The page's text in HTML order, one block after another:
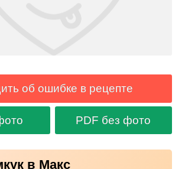
об ошибке в рецепте
PDF без фото
в Макс